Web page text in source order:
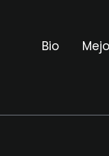
Bio